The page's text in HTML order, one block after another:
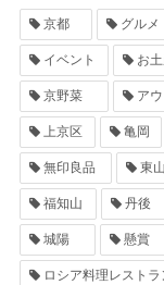
京都 グルメ
イベント お土
京野菜 ア
上京区 亀岡
無印良品 東
福知山 丹後
城陽 懸賞
ロシア料理レストラ